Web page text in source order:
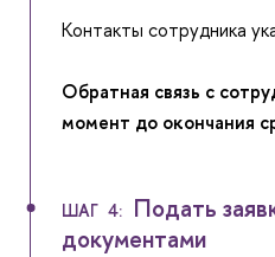
Контакты сотрудника
Обратная связь с
момент до окончания
ШАГ 4:Подать
документами